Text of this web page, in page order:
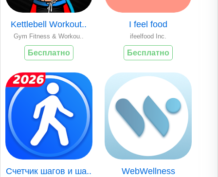
Kettlebell Workout..
Gym Fitness & Workou..
Бесплатно
I feel food
ifeelfood Inc.
Бесплатно
Счетчик шагов и ша.. WebWellness